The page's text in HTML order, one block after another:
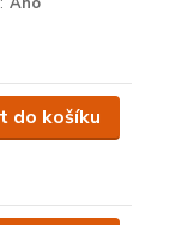
do košíku